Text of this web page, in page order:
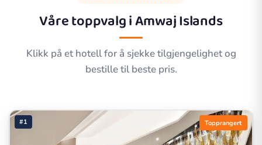
Våre toppvalg iAmwaj Islands
Klikk på et hotell for å sjekke tilgjengelighet og
bestille til beste pris.
#1 Topprangert